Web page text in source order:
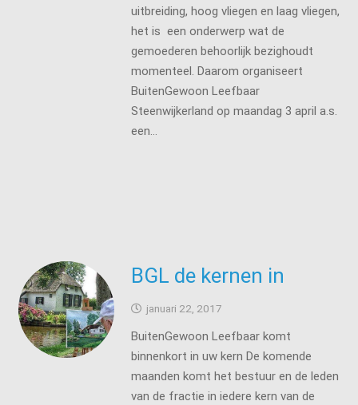
uitbreiding, hoog vliegen en laag vliegen,
het is een onderwerp wat de
gemoederen behoorlijk bezighoudt
momenteel. Daarom organiseert
BuitenGewoon Leefbaar
Steenwijkerland op maandag 3 april a.s.
een…
BGL de kernen in
januari 22, 2017
BuitenGewoon Leefbaar komt
binnenkort in uw kern De komende
maanden komt het bestuur en de leden
van de fractie in iedere kern van de